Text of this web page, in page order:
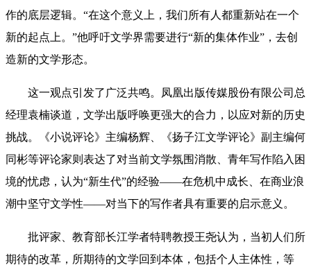
作的底层逻辑。“在这个意义上，我们所有人都重新站在一个
新的起点上。”他呼吁文学界需要进行“新的集体作业”，去创
造新的文学形态。
这一观点引发了广泛共鸣。凤凰出版传媒股份有限公司总
经理袁楠谈道，文学出版呼唤更强大的合力，以应对新的历史
挑战。《小说评论》主编杨辉、《扬子江文学评论》副主编何
同彬等评论家则表达了对当前文学氛围消散、青年写作陷入困
境的忧虑，认为“新生代”的经验——在危机中成长、在商业浪
潮中坚守文学性——对当下的写作者具有重要的启示意义。
批评家、教育部长江学者特聘教授王尧认为，当初人们所
期待的改革，所期待的文学回到本体，包括个人主体性，等